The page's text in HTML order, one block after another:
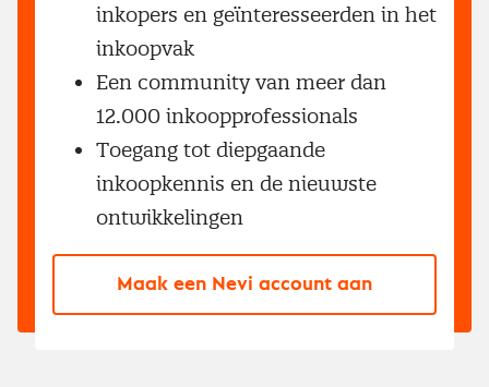
inkopers en geïnteresseerden in het
inkoopvak
Een community van meer dan
12.000 inkoopprofessionals
Toegang tot diepgaande
inkoopkennis en de nieuwste
ontwikkelingen
Maak een Nevi account aan